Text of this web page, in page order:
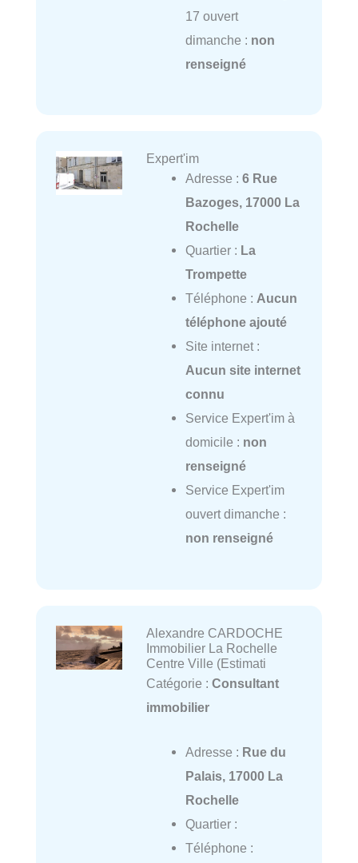
17 ouvert
dimanche : non
renseigné
Expert'im
Adresse : 6 Rue
Bazoges, 17000 La
Rochelle
Quartier : La
Trompette
Téléphone : Aucun
téléphone ajouté
Site internet :
Aucun site internet
connu
Service Expert'im à
domicile : non
renseigné
Service Expert'im
ouvert dimanche :
non renseigné
Alexandre CARDOCHE
Immobilier La Rochelle
Centre Ville (Estimati
Catégorie : Consultant
immobilier
Adresse : Rue du
Palais, 17000 La
Rochelle
Quartier :
Téléphone :